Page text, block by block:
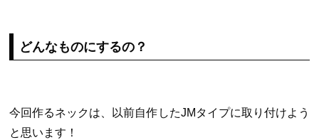
どんなものにするの？
今回作るネックは、以前自作したJMタイプに取り付けよう
と思います！